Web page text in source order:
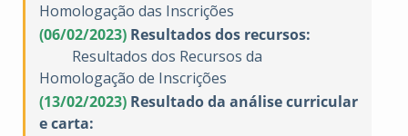
Homologação das Inscrições
(06/02/2023) Resultados dos recursos:
Resultados dos Recursos da
Homologação de Inscrições
(13/02/2023) Resultado da análise curricular
e carta: